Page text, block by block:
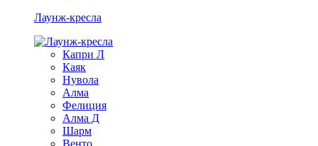
Лаунж-кресла
Капри Л
Каяк
Нувола
Алма
Фелиция
Алма Д
Шарм
Венто